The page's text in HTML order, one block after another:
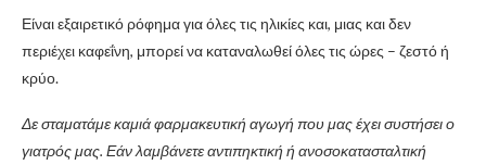
Είναι εξαιρετικό ρόφημα για όλες τις ηλικίες και, μιας και δεν
περιέχει καφεΐνη, μπορεί να καταναλωθεί όλες τις ώρες – ζεστό ή
κρύο.
Δε σταματάμε καμιά φαρμακευτική αγωγή που μας έχει συστήσει ο
γιατρός μας. Εάν λαμβάνετε αντιπηκτική ή ανοσοκατασταλτική